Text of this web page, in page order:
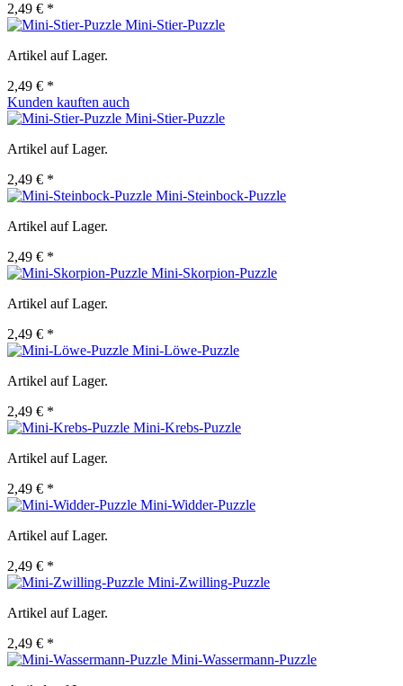
2,49 € *
Mini-Stier-Puzzle
Artikel auf Lager.
2,49 € *
Kunden kauften auch
Mini-Stier-Puzzle
Artikel auf Lager.
2,49 € *
Mini-Steinbock-Puzzle
Artikel auf Lager.
2,49 € *
Mini-Skorpion-Puzzle
Artikel auf Lager.
2,49 € *
Mini-Löwe-Puzzle
Artikel auf Lager.
2,49 € *
Mini-Krebs-Puzzle
Artikel auf Lager.
2,49 € *
Mini-Widder-Puzzle
Artikel auf Lager.
2,49 € *
Mini-Zwilling-Puzzle
Artikel auf Lager.
2,49 € *
Mini-Wassermann-Puzzle